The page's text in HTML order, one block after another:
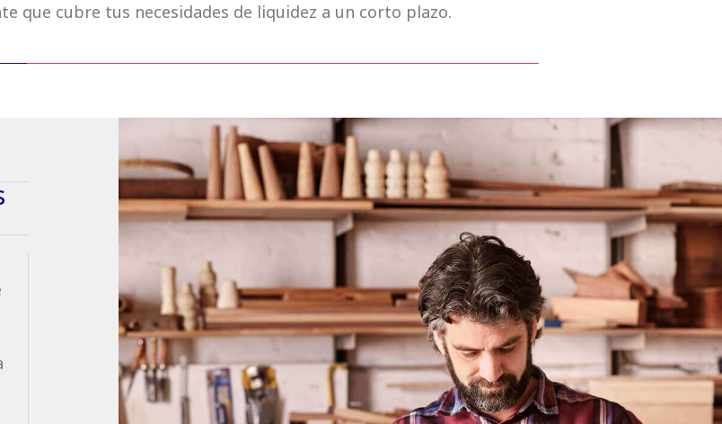
que cubre tus necesidades de liquidez a un corto plazo.